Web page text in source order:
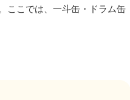
ここでは、一斗缶・ドラム缶